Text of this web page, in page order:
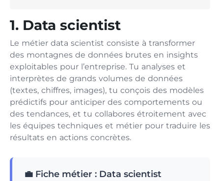
1. Data scientist
Le métier data scientist consiste à transformer
des montagnes de données brutes en insights
exploitables pour l’entreprise. Tu analyses et
interprètes de grands volumes de données
(textes, chiffres, images), tu conçois des modèles
prédictifs pour anticiper des comportements ou
des tendances, et tu collabores étroitement avec
les équipes techniques et métier pour traduire les
résultats en actions concrètes.
💼 Fiche métier : Data scientist